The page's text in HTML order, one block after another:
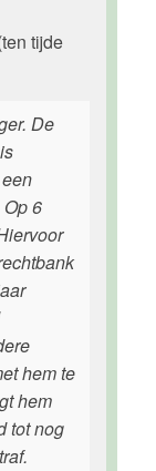
tijde
De
6
hem te
hem
tot nog